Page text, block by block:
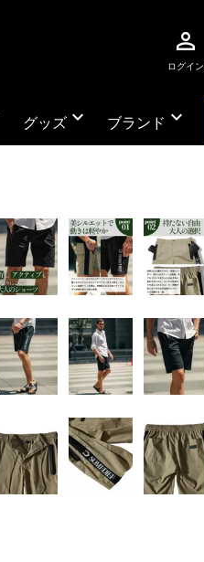
perm_identity
ログイン
グッズ expand_more ブランド expand_more